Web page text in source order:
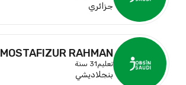
جزائري
MOSTAFIZUR RAHMAN
تعليم 31 سنة
بنجلاديشي